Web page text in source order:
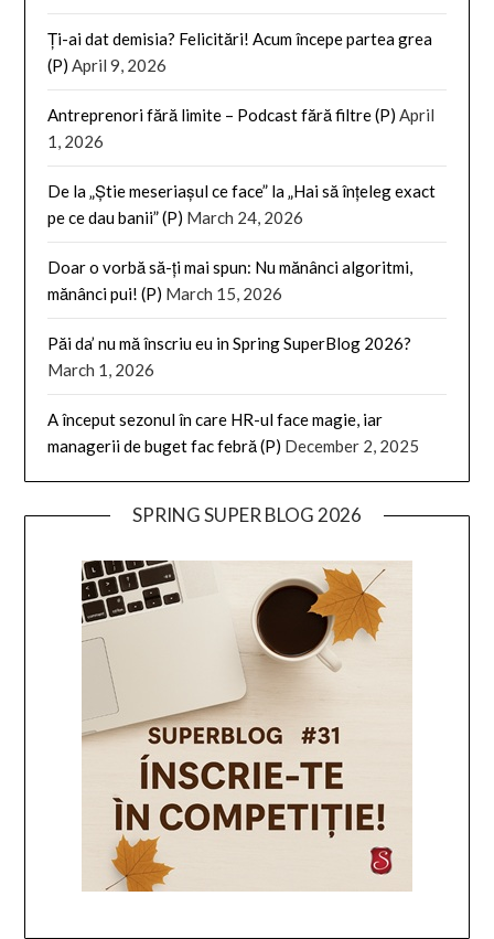
Ți-ai dat demisia? Felicitări! Acum începe partea grea
(P) April 9, 2026
Antreprenori fără limite – Podcast fără filtre (P) April
1, 2026
De la „Știe meseriașul ce face” la „Hai să înțeleg exact
pe ce dau banii” (P) March 24, 2026
Doar o vorbă să-ți mai spun: Nu mănânci algoritmi,
mănânci pui! (P) March 15, 2026
Păi da’ nu mă înscriu eu in Spring SuperBlog 2026?
March 1, 2026
A început sezonul în care HR-ul face magie, iar
managerii de buget fac febră (P) December 2, 2025
SPRING SUPER BLOG 2026